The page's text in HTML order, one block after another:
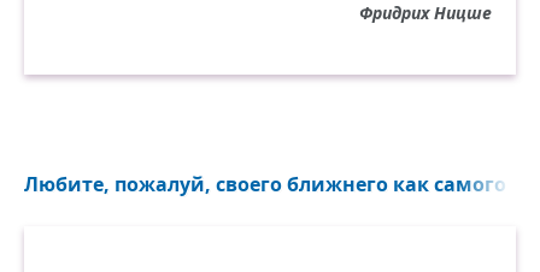
Фридрих Ницше
Любите, пожалуй, своего ближнего как самого